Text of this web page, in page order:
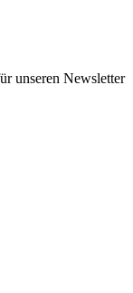
unseren Newsletter